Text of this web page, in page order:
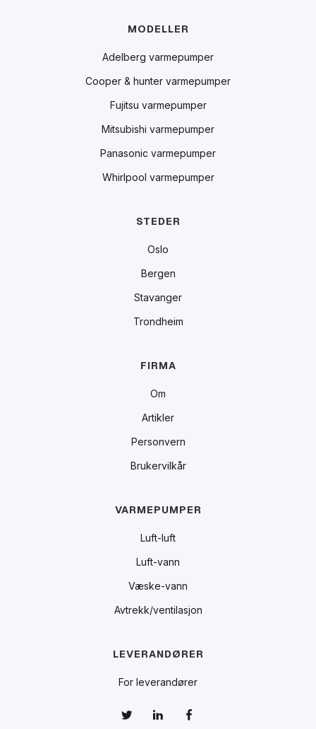
MODELLER
Adelberg varmepumper
Cooper & hunter varmepumper
Fujitsu varmepumper
Mitsubishi varmepumper
Panasonic varmepumper
Whirlpool varmepumper
STEDER
Oslo
Bergen
Stavanger
Trondheim
FIRMA
Om
Artikler
Personvern
Brukervilkår
VARMEPUMPER
Luft-luft
Luft-vann
Væske-vann
Avtrekk/ventilasjon
LEVERANDØRER
For leverandører